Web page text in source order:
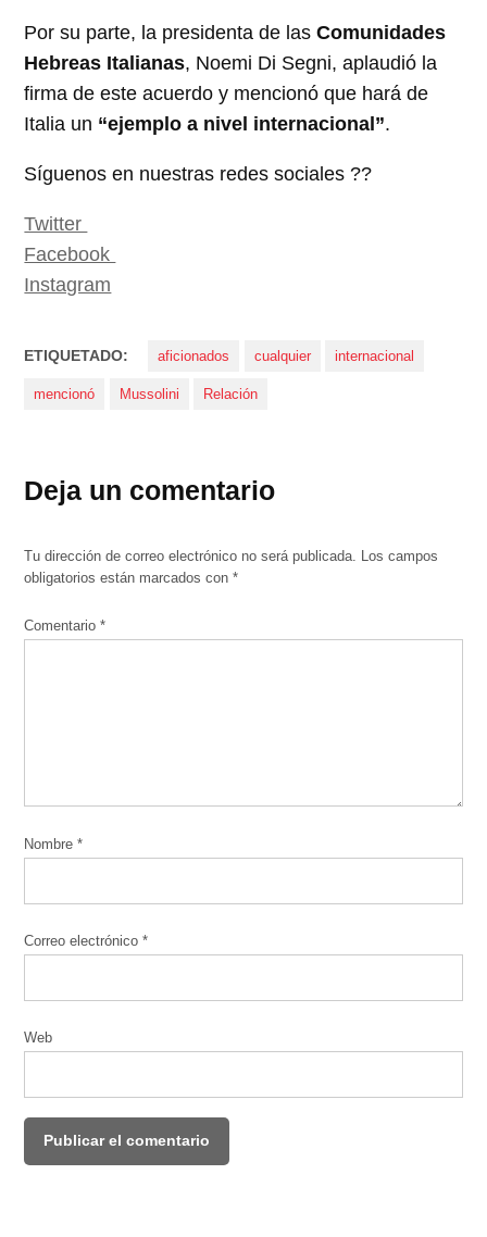
Por su parte, la presidenta de lasComunidades
Hebreas Italianas, Noemi Di Segni, aplaudió la
firma de este acuerdo y mencionó que hará de
Italia un “ejemplo a nivel internacional”.
Síguenos en nuestras redes sociales ??
Twitter
Facebook
Instagram
ETIQUETADO: aficionados cualquier internacional
mencionó Mussolini Relación
Deja un comentario
Tu dirección de correo electrónico no será publicada.
Los campos
obligatorios están marcados con*
Comentario*
Nombre*
Correo electrónico*
Web